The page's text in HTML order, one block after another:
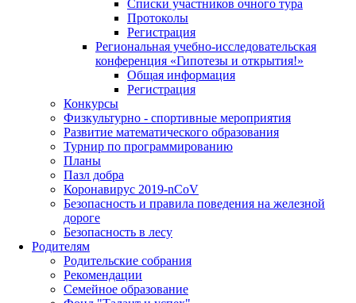
Списки участников очного тура
Протоколы
Регистрация
Региональная учебно-исследовательская
конференция «Гипотезы и открытия!»
Общая информация
Регистрация
Конкурсы
Физкультурно - спортивные мероприятия
Развитие математического образования
Турнир по программированию
Планы
Пазл добра
Коронавирус 2019-nCoV
Безопасность и правила поведения на железной
дороге
Безопасность в лесу
Родителям
Родительские собрания
Рекомендации
Семейное образование